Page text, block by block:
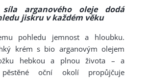
síla arganového oleje dodá
jiskru v každém věku
pohledu jemnost a hloubku.
krém s bio arganovým olejem
hebkou a plnou života – a
pěstěné oční okolí propůjčuje